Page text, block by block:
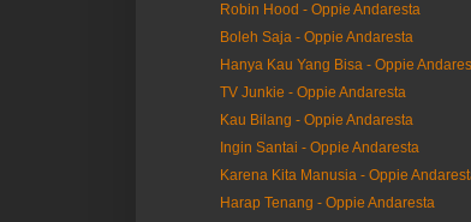
Robin Hood - Oppie Andaresta
Boleh Saja - Oppie Andaresta
Hanya Kau Yang Bisa - Oppie
TV Junkie - Oppie Andaresta
Kau Bilang - Oppie Andaresta
Ingin Santai - Oppie Andaresta
Karena Kita Manusia - Oppie
Harap Tenang - Oppie Andaresta